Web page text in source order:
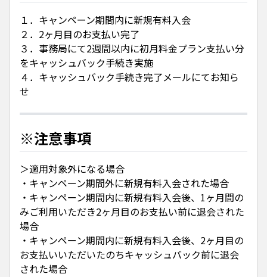
１．キャンペーン期間内に新規有料入会
２．2ヶ月目のお支払い完了
３．事務局にて2週間以内に初月料金プラン支払い分
をキャッシュバック手続き実施
４．キャッシュバック手続き完了メールにてお知ら
せ
※注意事項
＞適用対象外になる場合
・キャンペーン期間外に新規有料入会された場合
・キャンペーン期間内に新規有料入会後、1ヶ月間の
みご利用いただき2ヶ月目のお支払い前に退会された
場合
・キャンペーン期間内に新規有料入会後、2ヶ月目の
お支払いいただいたのちキャッシュバック前に退会
された場合